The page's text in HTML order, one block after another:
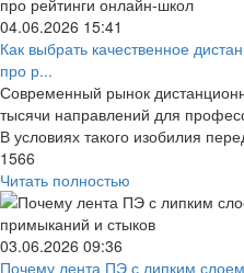
04.06.2026 15:41
Как выбрать качественное
про р...
Современный рынок
тысячи направлений для
В условиях такого изобилия
1566
Читать полностью
03.06.2026 09:36
Почему лента ПЭ с липким